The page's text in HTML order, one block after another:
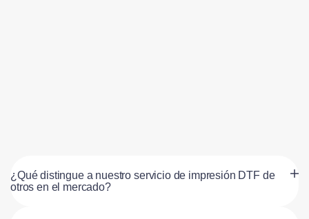
¿Qué distingue a nuestro servicio de impresión DTF de
otros en el mercado?